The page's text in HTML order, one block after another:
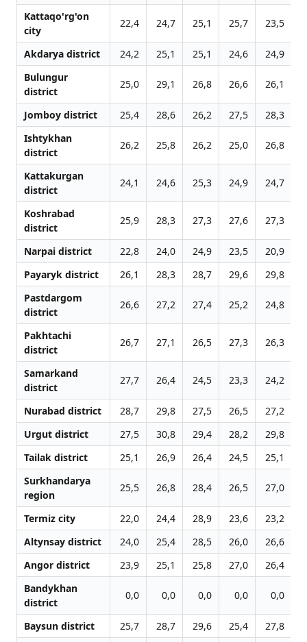
Kattaqo'rg'on
city
22,4 24,7 25,1 25,7 23,5
Akdarya district 24,2 25,1 25,1 24,6 24,9
Bulungur
district
25,0 29,1 26,8 26,6 26,1
Jomboy district 25,4 28,6 26,2 27,5 28,3
Ishtykhan
district
26,2 25,8 26,2 25,0 26,8
Kattakurgan
district
24,1 24,6 25,3 24,9 24,7
Koshrabad
district
25,9 28,3 27,3 27,6 27,3
Narpai district 22,8 24,0 24,9 23,5 20,9
Payaryk district
26,1 28,3 28,7 29,6 29,8
Pastdargom
district
26,6 27,2 27,4 25,2 24,8
Pakhtachi
district
26,7 27,1 26,5 27,3 26,3
Samarkand
district
27,7 26,4 24,5 23,3 24,2
Nurabad district 28,7 29,8 27,5 26,5 27,2
Urgut district
27,5 30,8 29,4 28,2 29,8
Tailak district
25,1 26,9 26,4 24,5 25,1
Surkhandarya
region
25,5 26,8 28,4 26,5 27,0
Termiz city 22,0 24,4 28,9 23,6 23,2
Altynsay district
24,0 25,4 28,5 26,0 26,6
Angor district
23,9 25,1 25,8 27,0 26,4
Bandykhan
district
0,0 0,0 0,0 0,0 0,0
Baysun district 25,7 28,7 29,6 25,4 27,8